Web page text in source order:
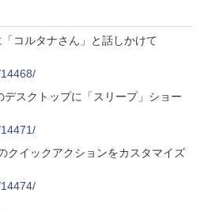
「コルタナさん」と話しかけて
デスクトップに「スリープ」ショー
クイックアクションをカスタマイズ